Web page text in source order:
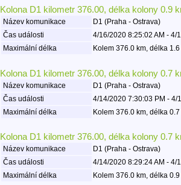
Kolona D1 kilometr 376.00, délka kolony 0.9
Název komunikace D1 (Praha - Ostrava)
Čas události
4/16/2020 8:25:02 AM - 4/
Maximální délka
Kolem 376.0 km, délka 1.6
Kolona D1 kilometr 376.00, délka kolony 0.7
Název komunikace D1 (Praha - Ostrava)
Čas události
4/14/2020 7:30:03 PM - 4/
Maximální délka
Kolem 376.0 km, délka 0.7
Kolona D1 kilometr 376.00, délka kolony 0.7
Název komunikace D1 (Praha - Ostrava)
Čas události
4/14/2020 8:29:24 AM - 4/
Maximální délka
Kolem 376.0 km, délka 0.9